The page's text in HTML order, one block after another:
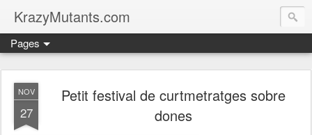
KrazyMutants.com
Pages
NOV
27
Petit festival de curtmetratges sobre
dones